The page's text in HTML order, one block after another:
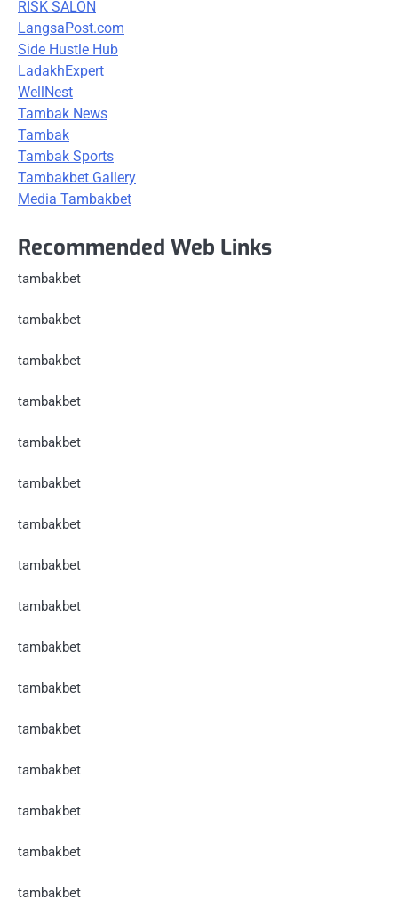
RISK SALON
LangsaPost.com
Side Hustle Hub
LadakhExpert
WellNest
Tambak News
Tambak
Tambak Sports
Tambakbet Gallery
Media Tambakbet
Recommended Web Links
tambakbet
tambakbet
tambakbet
tambakbet
tambakbet
tambakbet
tambakbet
tambakbet
tambakbet
tambakbet
tambakbet
tambakbet
tambakbet
tambakbet
tambakbet
tambakbet